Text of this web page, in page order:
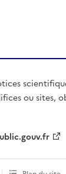
ou sites,